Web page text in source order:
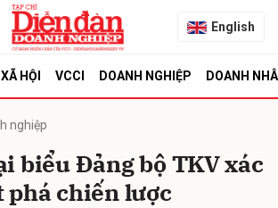
English
HỘI VCCI DOANH NGHIỆP DOANH
nghiệp
biểu Đảng bộ TKV xác
phá chiến lược